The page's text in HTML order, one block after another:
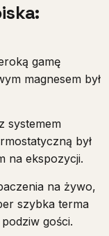
gamę
magnesem był
systemem
był
na ekspozycji.
na żywo,
szybka terma
gości.